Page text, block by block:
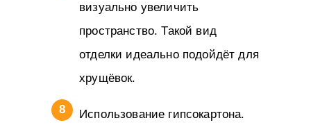
визуально увеличить
пространство. Такой вид
отделки идеально подойдёт для
хрущёвок.
Использование гипсокартона.